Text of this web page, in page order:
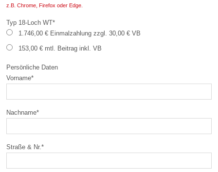
z.B. Chrome, Firefox oder Edge.
Typ 18-Loch WT*
1.746,00 € Einmalzahlung zzgl. 30,00 € VB
153,00 € mtl. Beitrag inkl. VB
Persönliche Daten
Vorname*
Nachname*
Straße & Nr.*